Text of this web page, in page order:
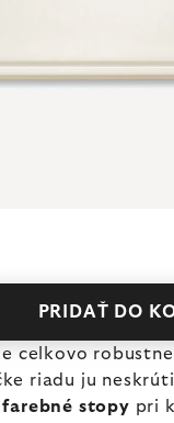
PRIDAŤ DO
celkovo
riadu ju
stopy pri